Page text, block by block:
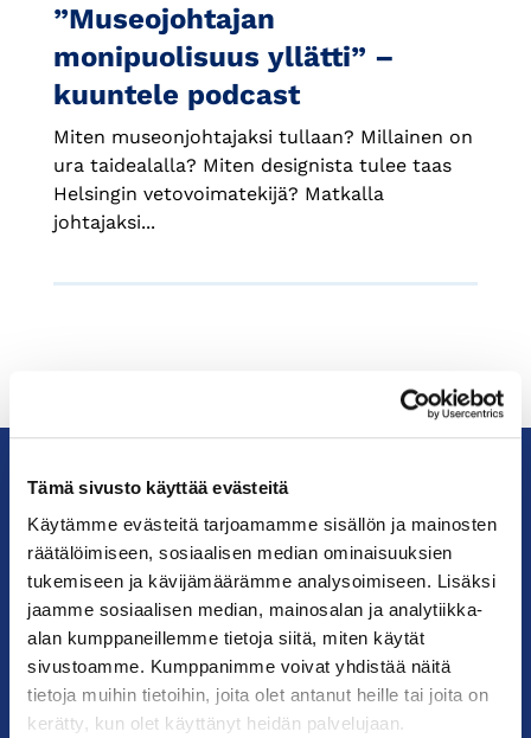
Tämä sivusto käyttää evästeitä
Käytämme evästeitä tarjoamamme sisällön ja mainosten
räätälöimiseen, sosiaalisen median ominaisuuksien
tukemiseen ja kävijämäärämme analysoimiseen. Lisäksi
jaamme sosiaalisen median, mainosalan ja analytiikka-
alan kumppaneillemme tietoja siitä, miten käytät
sivustoamme. Kumppanimme voivat yhdistää näitä
tietoja muihin tietoihin, joita olet antanut heille tai joita on
kerätty, kun olet käyttänyt heidän palvelujaan.
”Museojohtajan
monipuolisuus yllätti” –
kuuntele podcast
Miten museonjohtajaksi tullaan? Millainen on
ura taidealalla? Miten designista tulee taas
Helsingin vetovoimatekijä? Matkalla
johtajaksi...
KauppakamariHelsingin
seudun
kauppakamari
YHTEYSTIEDOT
Helsingin toimisto
Käyntiosoite: Kalevankatu 12, 00100 Helsinki